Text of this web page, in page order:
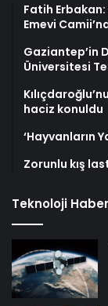
Fatih Erbakan:
Emevi
Gaziantep’in
Üniversitesi
haciz konuldu
‘Hayvanların
Zorunlu kış
Teknoloji